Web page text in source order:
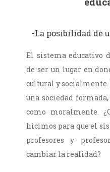
-La posibilidad de
El sistema educativo
de ser un lugar en
cultural y socialmente.
una sociedad
como moralmente.
hicimos para que el
profesores y
cambiar la realidad?